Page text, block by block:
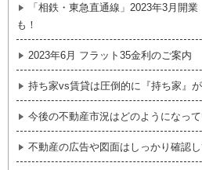
「相鉄・東急直通線」2023年3月開
も！
2023年6月 フラット35金利のご案内
持ち家vs賃貸は圧倒的に『持ち家』が
今後の不動産市況はどのようになっ
不動産の広告や図面はしっかり確認